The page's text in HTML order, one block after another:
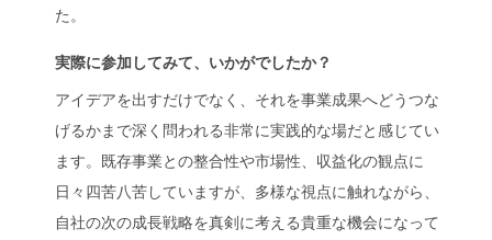
た。
実際に参加してみて、いかがでしたか？
アイデアを出すだけでなく、それを事業成果へどうつな
げるかまで深く問われる非常に実践的な場だと感じてい
ます。既存事業との整合性や市場性、収益化の観点に
日々四苦八苦していますが、多様な視点に触れながら、
自社の次の成長戦略を真剣に考える貴重な機会になって